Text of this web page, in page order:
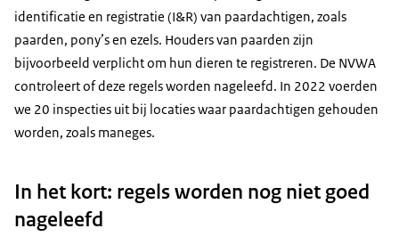
identificatie en registratie (I&R) van paardachtigen, zoals
paarden, pony’s en ezels. Houders van paarden zijn
bijvoorbeeld verplicht om hun dieren te registreren. De NVWA
controleert of deze regels worden nageleefd. In 2022 voerden
we 20 inspecties uit bij locaties waar paardachtigen gehouden
worden, zoals maneges.
In het kort: regels worden nog niet goed
nageleefd